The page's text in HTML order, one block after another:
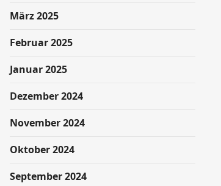
März 2025
Februar 2025
Januar 2025
Dezember 2024
November 2024
Oktober 2024
September 2024